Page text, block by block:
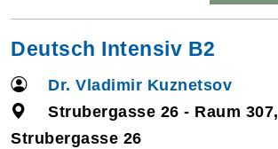
Deutsch Intensiv B2
Dr. Vladimir Kuznetsov
Strubergasse 26 - Raum 307,
Strubergasse 26